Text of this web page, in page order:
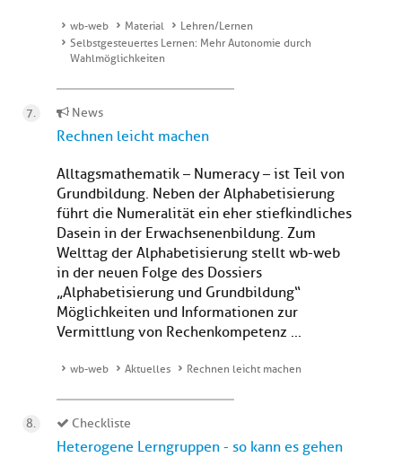
wb-web Material
Lehren/Lernen
Selbstgesteuertes Lernen: Mehr Autonomie durch
Wahlmöglichkeiten
News
Rechnen leicht machen
Alltagsmathematik – Numeracy – ist Teil von
Grundbildung. Neben der Alphabetisierung
führt die Numeralität ein eher stiefkindliches
Dasein in der Erwachsenenbildung. Zum
Welttag der Alphabetisierung stellt wb-web
in der neuen Folge des Dossiers
„Alphabetisierung und Grundbildung“
Möglichkeiten und Informationen zur
Vermittlung von Rechenkompetenz ...
wb-web Aktuelles Rechnen leicht machen
Checkliste
Heterogene Lerngruppen - so kann es gehen